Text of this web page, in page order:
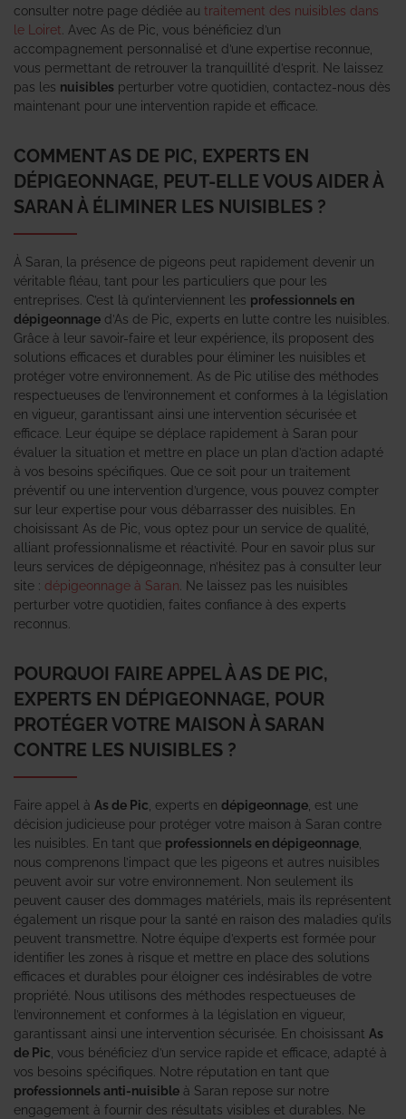
consulter notre page dédiée au traitement des nuisibles dans
le Loiret . Avec As de Pic, vous bénéficiez d’un
accompagnement personnalisé et d’une expertise reconnue,
vous permettant de retrouver la tranquillité d’esprit. Ne laissez
pas les nuisibles perturber votre quotidien, contactez-nous dès
maintenant pour une intervention rapide et efficace.
COMMENT AS DE PIC, EXPERTS EN
DÉPIGEONNAGE, PEUT-ELLE VOUS AIDER À
SARAN À ÉLIMINER LES NUISIBLES ?
À Saran, la présence de pigeons peut rapidement devenir un
véritable fléau, tant pour les particuliers que pour les
entreprises. C’est là qu’interviennent les professionnels en
dépigeonnage d’As de Pic, experts en lutte contre les nuisibles.
Grâce à leur savoir-faire et leur expérience, ils proposent des
solutions efficaces et durables pour éliminer les nuisibles et
protéger votre environnement. As de Pic utilise des méthodes
respectueuses de l’environnement et conformes à la législation
en vigueur, garantissant ainsi une intervention sécurisée et
efficace. Leur équipe se déplace rapidement à Saran pour
évaluer la situation et mettre en place un plan d’action adapté
à vos besoins spécifiques. Que ce soit pour un traitement
préventif ou une intervention d’urgence, vous pouvez compter
sur leur expertise pour vous débarrasser des nuisibles. En
choisissant As de Pic, vous optez pour un service de qualité,
alliant professionnalisme et réactivité. Pour en savoir plus sur
leurs services de dépigeonnage, n’hésitez pas à consulter leur
site : dépigeonnage à Saran . Ne laissez pas les nuisibles
perturber votre quotidien, faites confiance à des experts
reconnus.
POURQUOI FAIRE APPEL À AS DE PIC,
EXPERTS EN DÉPIGEONNAGE, POUR
PROTÉGER VOTRE MAISON À SARAN
CONTRE LES NUISIBLES ?
Faire appel à As de Pic , experts en dépigeonnage , est une
décision judicieuse pour protéger votre maison à Saran contre
les nuisibles. En tant que professionnels en dépigeonnage
nous comprenons l’impact que les pigeons et autres nuisibles
peuvent avoir sur votre environnement. Non seulement ils
peuvent causer des dommages matériels, mais ils représentent
également un risque pour la santé en raison des maladies qu’ils
peuvent transmettre. Notre équipe d’experts est formée pour
identifier les zones à risque et mettre en place des solutions
efficaces et durables pour éloigner ces indésirables de votre
propriété. Nous utilisons des méthodes respectueuses de
l’environnement et conformes à la législation en vigueur,
garantissant ainsi une intervention sécurisée. En choisissant As
de Pic , vous bénéficiez d’un service rapide et efficace, adapté à
vos besoins spécifiques. Notre réputation en tant que
professionnels anti-nuisible à Saran repose sur notre
engagement à fournir des résultats visibles et durables. Ne